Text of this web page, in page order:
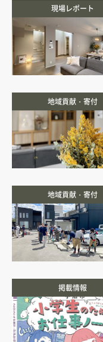
現場レポート
地域貢献・寄付
地域貢献・寄付
掲載情報